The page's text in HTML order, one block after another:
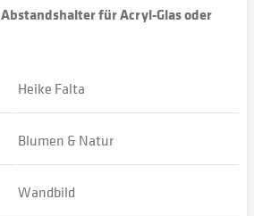
Abstandshalter für Acryl-Glas oder
Heike Falta
Blumen & Natur
Wandbild